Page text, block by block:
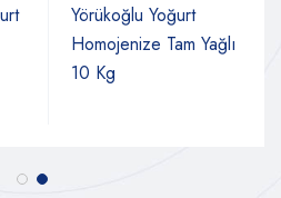
Yörükoğlu Yoğurt
Homojenize Tam Yağlı
10 Kg